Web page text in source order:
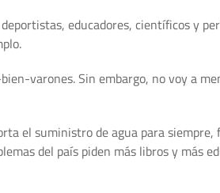
educadores, científicos y
varones. Sin embargo, no voy a
el suministro de agua para
del país piden más libros y más